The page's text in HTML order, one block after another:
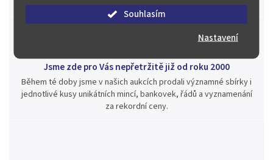
Souhlasím
Nastavení
aukci nebo Vám poradíme kam investovat.
Jsme zde pro Vás nepřetržitě již od roku 2000
Během té doby jsme v našich aukcích prodali významné sbírky i
jednotlivé kusy unikátních mincí, bankovek, řádů a vyznamenání
za rekordní ceny.